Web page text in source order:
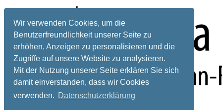
Wir verwenden Cookies, um die
Benutzerfreundlichkeit unserer Seite zu
erhöhen, Anzeigen zu personalisieren und die
Zugriffe auf unsere Website zu analysieren.
Mit der Nutzung unserer Seite erklären Sie sich
damit einverstanden, dass wir Cookies
verwenden. Datenschutzerklärung